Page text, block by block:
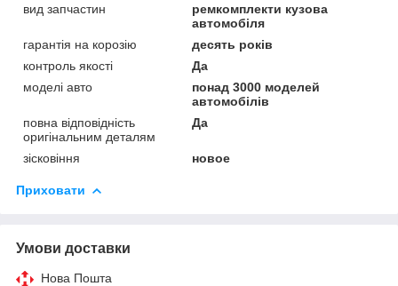
вид запчастин
ремкомплекти кузова
автомобіля
гарантія на корозію
десять років
контроль якості
Да
моделі авто
понад 3000 моделей
автомобілів
повна відповідність
оригінальним деталям
Да
зісковіння новое
Приховати
Умови доставки
Нова Пошта